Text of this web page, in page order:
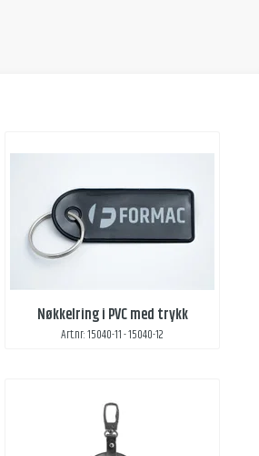
Nøkkelring i PVC med trykk
Art.nr: 15040-11 - 15040-12